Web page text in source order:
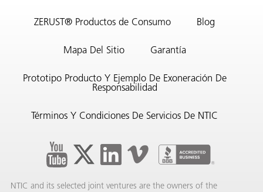
ZERUST® Productos de Consumo Blog
Mapa Del Sitio Garantía
Prototipo Producto Y Ejemplo De Exoneración De
Responsabilidad
Términos Y Condiciones De Servicios De NTIC
NTIC and its selected joint ventures are the owners of the